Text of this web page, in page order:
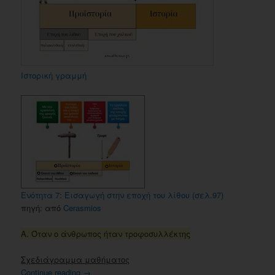
Ιστορική γραμμή
Ενότητα 7: Εισαγωγή στην εποχή του λίθου (σελ.97)
πηγή: από Cerasmios
Α. Όταν ο άνθρωπος ήταν τροφοσυλλέκτης
Σχεδιάγραμμα μαθήματος
Continue reading →